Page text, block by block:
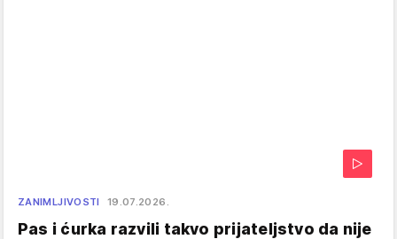
ZANIMLJIVOSTI 19.07.2026.
Pas i ćurka razvili takvo prijateljstvo da nije